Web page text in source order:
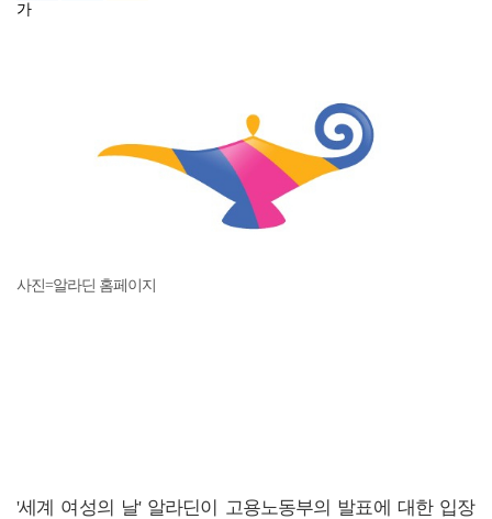
가
사진=알라딘 홈페이지
'세계 여성의 날' 알라딘이 고용노동부의 발표에 대한 입장